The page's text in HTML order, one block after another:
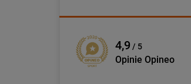
4,9 / 5
Opinie Opineo